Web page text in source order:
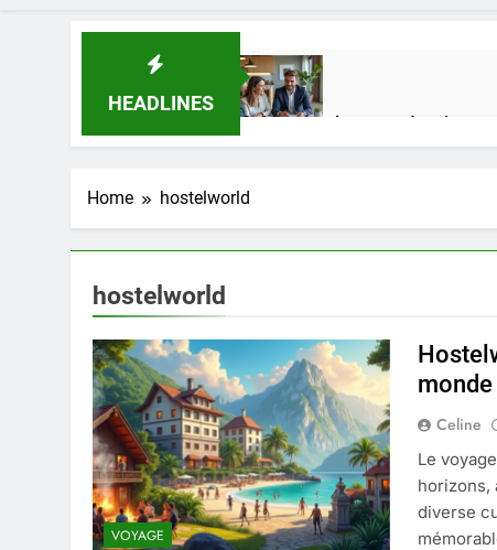
HEADLINES
Guide complet pour réussir un
1 Semaine Ago
Quel est le salaire de Myriam
4 Mois Ago
Découvrez notre test
4 Mois Ago
Liste complète des marques
4 Mois Ago
Home hostelworld
hostelworld
VOYAGE
monde
Celine
Le
horizons,
diverse